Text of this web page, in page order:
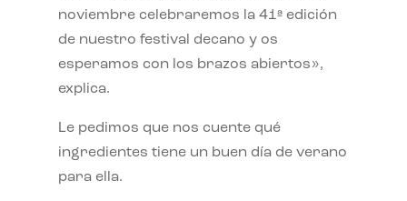
noviembre celebraremos la 41ª edición
de nuestro festival decano y os
esperamos con los brazos abiertos»,
explica.
Le pedimos que nos cuente qué
ingredientes tiene un buen día de verano
para ella.